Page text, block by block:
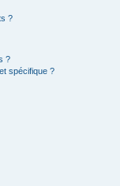
?
?
spécifique ?